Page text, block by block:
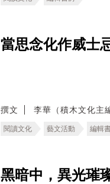
當思念化作威士
撰文 李華（積木文化主
閱讀文化 藝文活動 編輯
黑暗中，異光璀